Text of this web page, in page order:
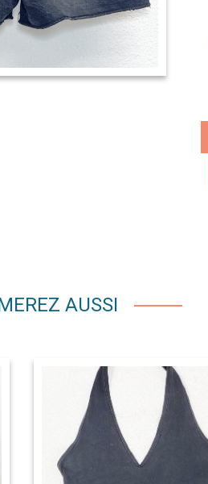
AUSSI